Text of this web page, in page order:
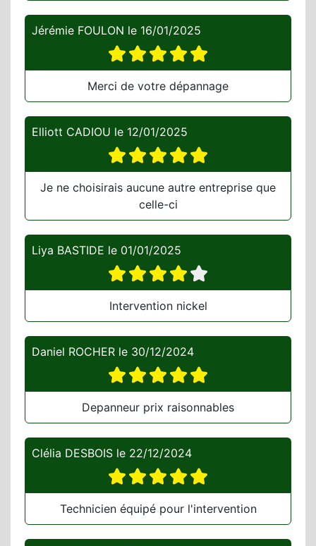
Jérémie FOULON le 16/01/2025
Merci de votre dépannage
Elliott CADIOU le 12/01/2025
Je ne choisirais aucune autre entreprise que
celle-ci
Liya BASTIDE le 01/01/2025
Intervention nickel
Daniel ROCHER le 30/12/2024
Depanneur prix raisonnables
Clélia DESBOIS le 22/12/2024
Technicien équipé pour l'intervention